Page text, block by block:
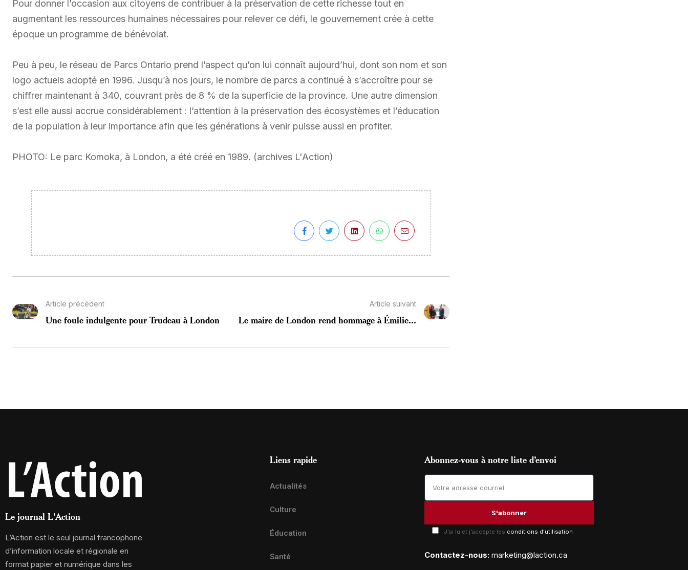
Pour donner l’occasion aux citoyens de contribuer à la préservation de cette richesse tout en
augmentant les ressources humaines nécessaires pour relever ce défi, le gouvernement crée à cette
époque un programme de bénévolat.
Peu à peu, le réseau de Parcs Ontario prend l’aspect qu’on lui connaît aujourd’hui, dont son nom et son
logo actuels adopté en 1996. Jusqu’à nos jours, le nombre de parcs a continué à s’accroître pour se
chiffrer maintenant à 340, couvrant près de 8 % de la superficie de la province. Une autre dimension
s’est elle aussi accrue considérablement : l’attention à la préservation des écosystèmes et l’éducation
de la population à leur importance afin que les générations à venir puisse aussi en profiter.
PHOTO: Le parc Komoka, à London, a été créé en 1989. (archives L'Action)
Article précédent
Une foule indulgente pour Trudeau à London
Article suivant
Le maire de London rend hommage à Émilie...
Le journal L'Action
L’Action est le seul journal francophone
d’information locale et régionale en
format papier et numérique dans les
Liens rapide
Actualités
Culture
Éducation
Santé
Abonnez-vous à notre liste d’envoi
J'ai lu et j'accepte les conditions d'utilisation
Contactez-nous: marketing@laction.ca